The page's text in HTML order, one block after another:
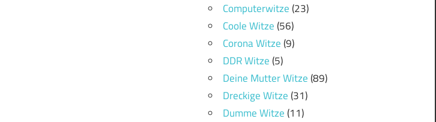
Computerwitze(23)
Coole Witze(56)
Corona Witze(9)
DDR Witze(5)
Deine Mutter Witze(89)
Dreckige Witze(31)
Dumme Witze(11)